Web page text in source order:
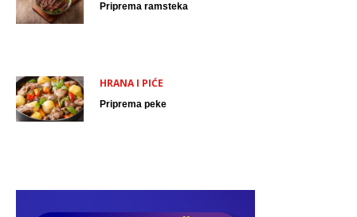
Priprema ramsteka
HRANA I PIĆE
Priprema peke